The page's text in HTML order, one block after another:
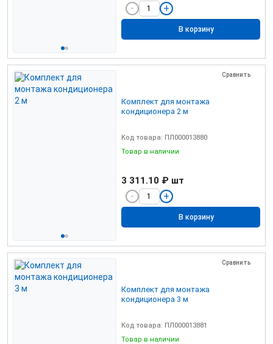
В корзину
Сравнить
Комплект для монтажа
кондиционера 2 м
Код товара: ПЛ000013880
Товар в наличии
3 311.10 ₽ шт
В корзину
Сравнить
Комплект для монтажа
кондиционера 3 м
Код товара: ПЛ000013881
Товар в наличии